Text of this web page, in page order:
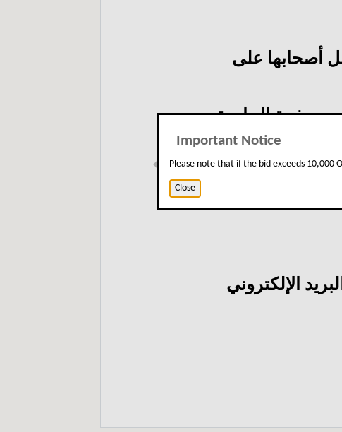
أصحابها على
بصفحة الجامعة
الإلكتروني
Previous
Important Notice
Please note that if the bid exceeds 10,000
Close